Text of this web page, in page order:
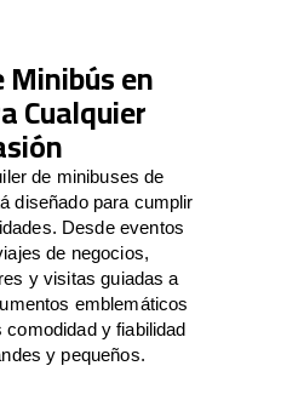
en
Cualquier
de minibuses de
diseñado para cumplir
Desde eventos
de negocios,
y visitas guiadas a
emblemáticos
y fiabilidad
y pequeños.